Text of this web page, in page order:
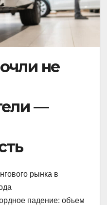
не
—
рынка в
падение: объем